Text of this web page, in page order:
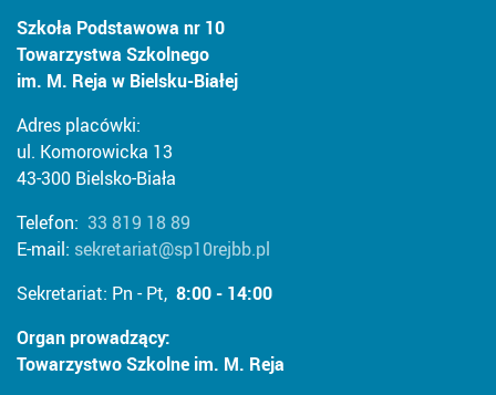
Szkoła Podstawowa nr 10
Towarzystwa Szkolnego
im. M. Reja w Bielsku-Białej
Adres placówki:
ul. Komorowicka 13
43-300 Bielsko-Biała
Telefon: 33 819 18 89
E-mail: sekretariat@sp10rejbb.pl
Sekretariat: Pn - Pt, 8:00 - 14:00
Organ prowadzący:
Towarzystwo Szkolne im. M. Reja